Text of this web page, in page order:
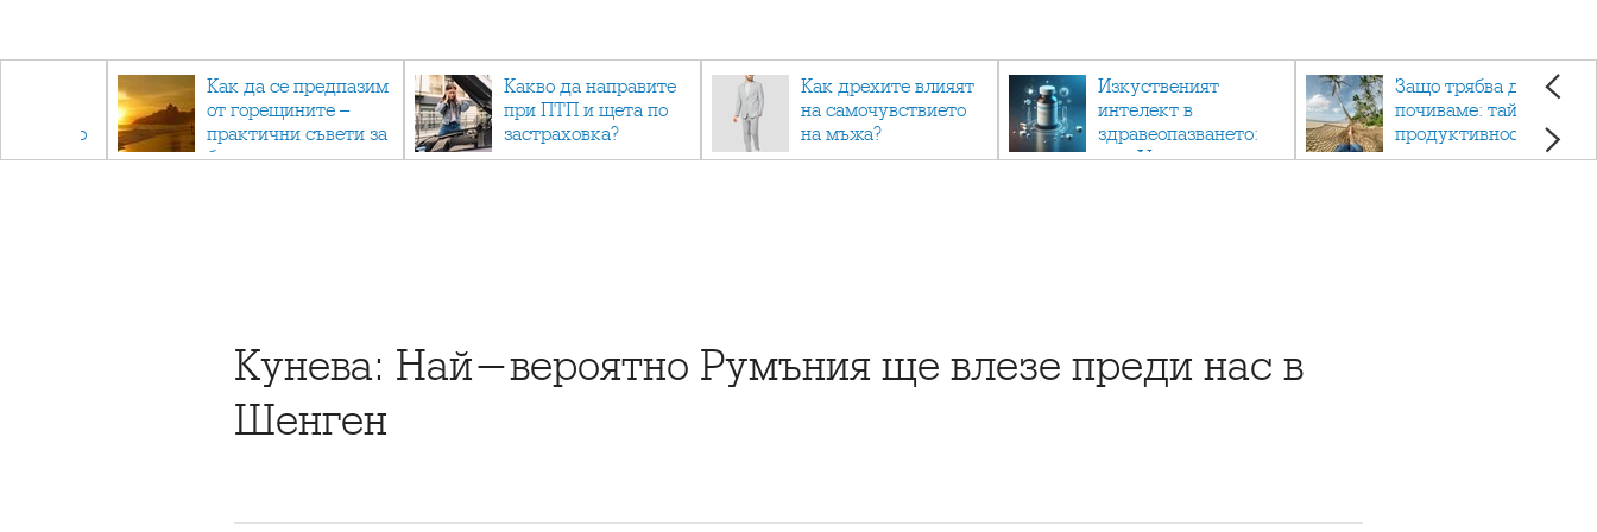
отново
Как да се предпазим
от горещините –
практични съвети за
безопасно лято
Какво да направите
при ПТП и щета по
застраховка?
Как дрехите влияят
на самочувствието
на мъжа?
Изкуственият
интелект в
здравеопазването:
как AI променя
Защо трябва да си
почиваме: тайната на
продуктивността,
здравето и добрия
Кунева: Най-вероятно Румъния ще влезе преди нас в
Шенген